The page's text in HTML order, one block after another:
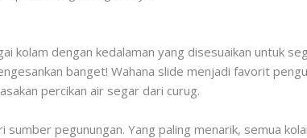
kolam dengan kedalaman yang disesuaikan untuk
banget! Wahana slide menjadi favorit
percikan air segar dari curug.
sumber pegunungan. Yang paling menarik, semua